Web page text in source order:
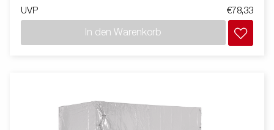
UVP €78,33
In den Warenkorb